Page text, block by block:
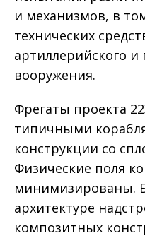
и механизмов, в
технических
артиллерийского
вооружения.
Фрегаты проекта
типичными
конструкции со
Физические поля
минимизированы.
архитектуре
композитных